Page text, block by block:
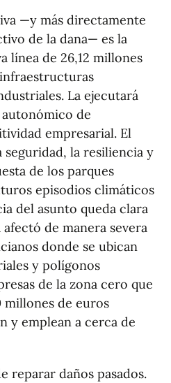
—y más directamente
de la dana— es la
línea de 26,12 millones
La ejecutará
de
empresarial. El
la resiliencia y
de los parques
episodios climáticos
del asunto queda clara
de manera severa
donde se ubican
y polígonos
de la zona cero que
millones de euros
y emplean a cerca de
reparar daños pasados.